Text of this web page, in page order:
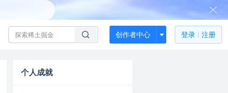
创作者中心 登录 注册
个人成就